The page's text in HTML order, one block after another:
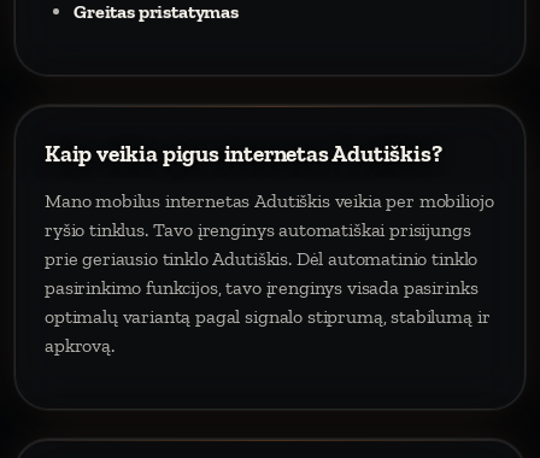
Greitas pristatymas
Kaip veikia pigus internetas Adutiškis?
Mano mobilus internetas Adutiškis veikia per mobiliojo
ryšio tinklus. Tavo įrenginys automatiškai prisijungs
prie geriausio tinklo Adutiškis. Dėl automatinio tinklo
pasirinkimo funkcijos, tavo įrenginys visada pasirinks
optimalų variantą pagal signalo stiprumą, stabilumą ir
apkrovą.